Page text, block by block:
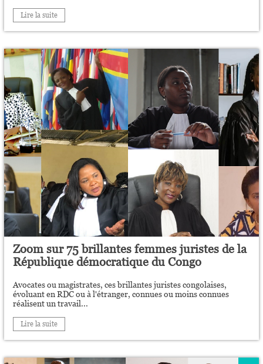
Lire la suite
Zoom sur 75 brillantes femmes juristes de la
République démocratique du Congo
Avocates ou magistrates, ces brillantes juristes congolaises,
évoluant en RDC ou à l'étranger, connues ou moins connues
réalisent un travail...
Lire la suite